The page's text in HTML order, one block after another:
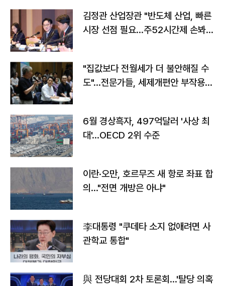
김정관 산업장관 "반도체 산업, 빠른
시장 선점 필요…주52시간제 손봐
"집값보다 전월세가 더 불안해질 수
도"…전문가들, 세제개편안 부작용
6월 경상흑자, 497억달러 '사상 최
대'…OECD 2위 수준
이란·오만, 호르무즈 새 항로 좌표 합
의…"전면 개방은 아냐"
李대통령 "쿠데타 소지 없애려면 사
관학교 통합"
與 전당대회 2차 토론회…'탈당 의혹